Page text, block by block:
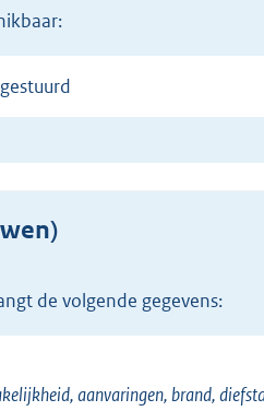
de volgende gegevens:
aanvaringen, brand,